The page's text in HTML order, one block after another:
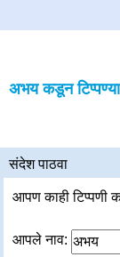
अभय कडून टिप्पण्या
संदेश पाठवा
आपण काही टिप्पणी
आपले नाव: